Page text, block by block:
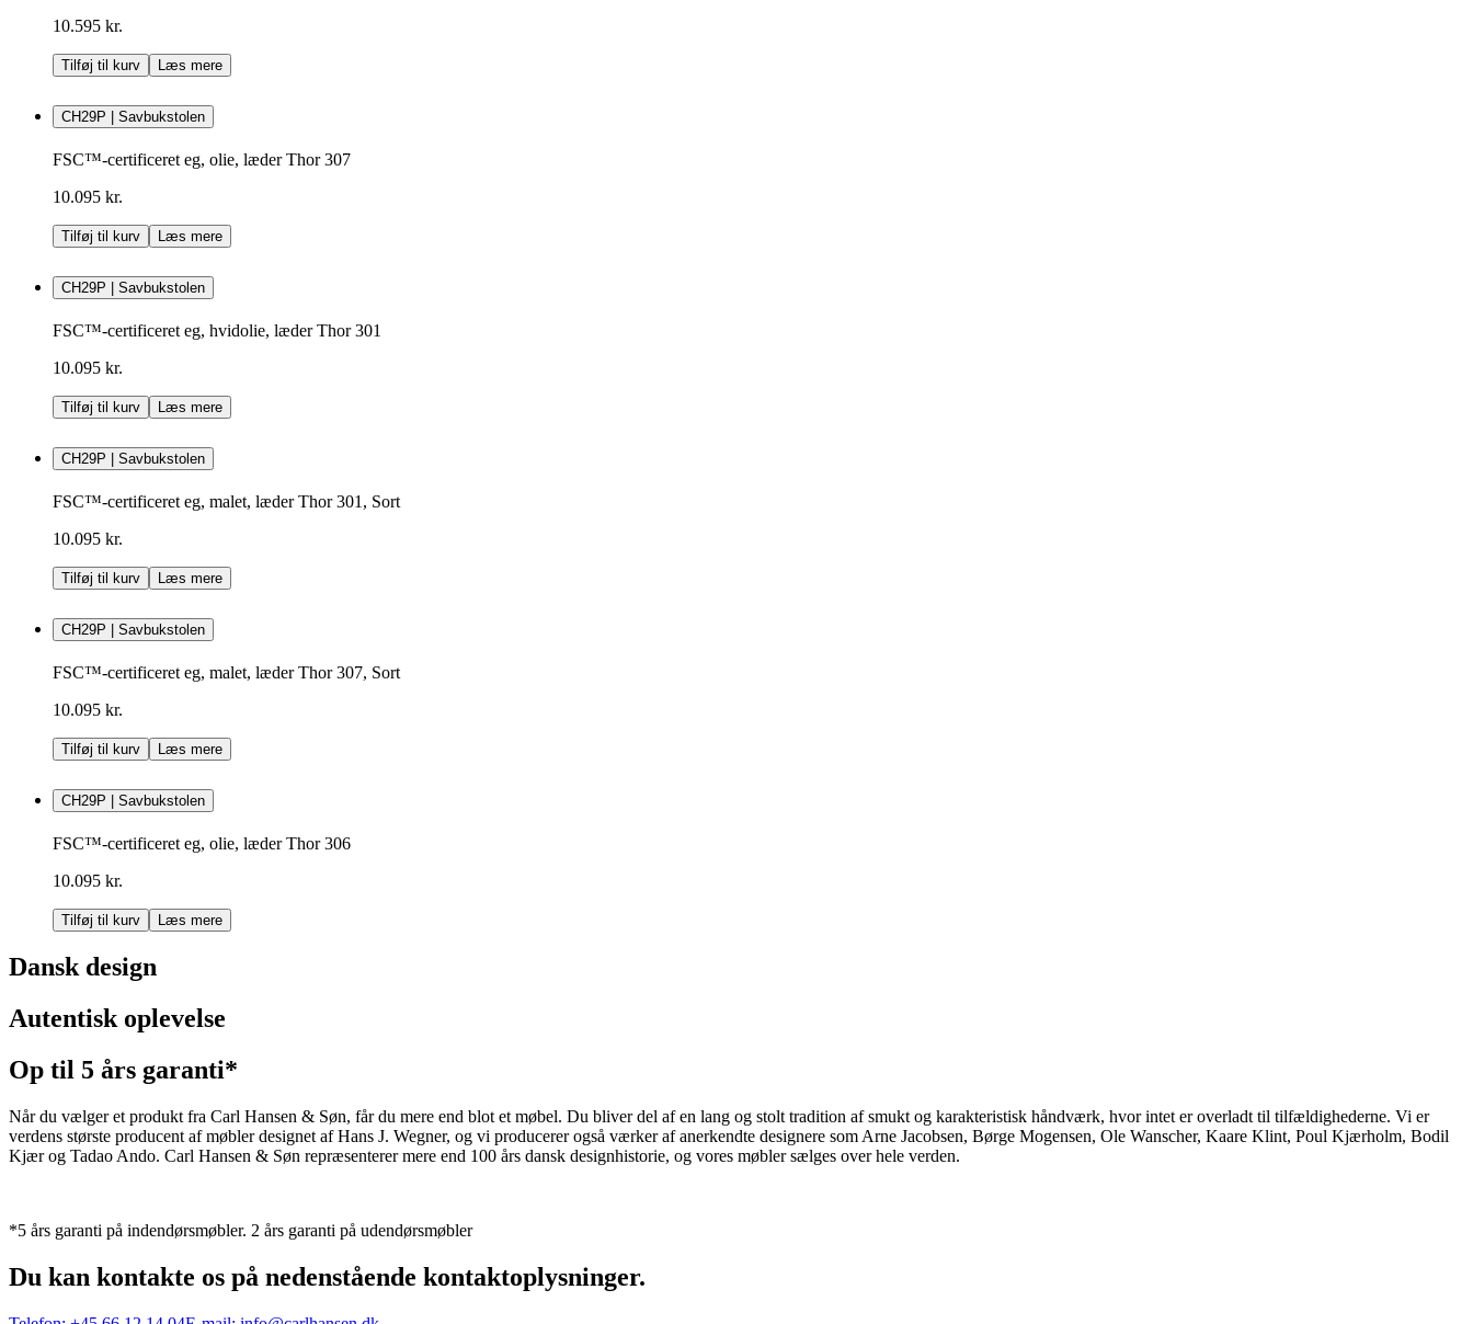
10.595 kr.
Tilføj til kurv Læs mere
CH29P | Savbukstolen
FSC™-certificeret eg, olie, læder Thor 307
10.095 kr.
Tilføj til kurv Læs mere
CH29P | Savbukstolen
FSC™-certificeret eg, hvidolie, læder Thor 301
10.095 kr.
Tilføj til kurv Læs mere
CH29P | Savbukstolen
FSC™-certificeret eg, malet, læder Thor 301, Sort
10.095 kr.
Tilføj til kurv Læs mere
CH29P | Savbukstolen
FSC™-certificeret eg, malet, læder Thor 307, Sort
10.095 kr.
Tilføj til kurv Læs mere
CH29P | Savbukstolen
FSC™-certificeret eg, olie, læder Thor 306
10.095 kr.
Tilføj til kurv Læs mere
Dansk design
Autentisk oplevelse
Op til 5 års garanti*
Når du vælger et produkt fra Carl Hansen & Søn, får du mere end blot et møbel. Du bliver del af en lang og stolt tradition af smukt og karakteristisk håndværk, hvor intet er overladt til tilfældighederne. Vi er
verdens største producent af møbler designet af Hans J. Wegner, og vi producerer også værker af anerkendte designere som Arne Jacobsen, Børge Mogensen, Ole Wanscher, Kaare Klint, Poul Kjærholm, Bodil
Kjær og Tadao Ando. Carl Hansen & Søn repræsenterer mere end 100 års dansk designhistorie, og vores møbler sælges over hele verden.
*5 års garanti på indendørsmøbler. 2 års garanti på udendørsmøbler
Du kan kontakte os på nedenstående kontaktoplysninger.